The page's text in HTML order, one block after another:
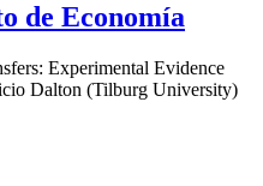
de Economía
Experimental Evidence
Dalton (Tilburg University)